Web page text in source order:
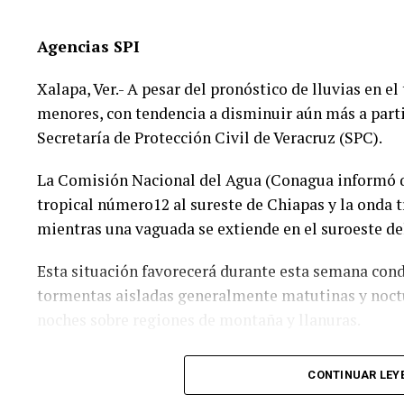
en las carreteras”,
justicia.
El caso ha encendido el debate sobre la
La familia pide a la ciudadanía unirse para evitar
Agencias SPI
Xalapa, Ver.- A pesar del pronóstico de lluvias en
menores, con tendencia a disminuir aún más a
Secretaría de Protección Civil de Veracruz (SPC).
La Comisión Nacional del Agua (Conagua informó
tropical número12 al sureste de Chiapas y la onda
mientras una vaguada se extiende en el suroeste
Esta situación favorecerá durante esta semana
tormentas aisladas generalmente matutinas y
Las lluvias que se logren acumular en los
CONTINUAR